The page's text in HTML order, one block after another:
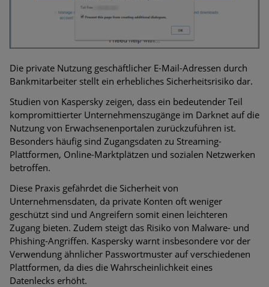
Phishing-Trend: Führungskräfte im Visier. Was hilft gegen
Amazon hat nun reagiert
Nutzer im Visier der Datendiebe
Cyber Experience Center in Augsburg
Die private Nutzung geschäftlicher E-Mail-Adressen durch
Bankmitarbeiter stellt ein erhebliches Sicherheitsrisiko dar.
Studien von Kaspersky zeigen, dass ein bedeutender Teil
kompromittierter Unternehmenszugänge im Darknet auf die
Nutzung von Erwachsenenportalen zurückzuführen ist.
Besonders häufig sind Zugangsdaten zu Streaming-
Plattformen, Online-Marktplätzen und sozialen Netzwerken
betroffen.
Diese Praxis gefährdet die Sicherheit von
Unternehmensdaten, da private Konten oft weniger
geschützt sind und Angreifern somit einen leichteren
Zugang bieten. Zudem steigt das Risiko von Malware- und
Phishing-Angriffen. Kaspersky warnt insbesondere vor der
Verwendung ähnlicher Passwortmuster auf verschiedenen
Plattformen, da dies die Wahrscheinlichkeit eines
Datenlecks erhöht.